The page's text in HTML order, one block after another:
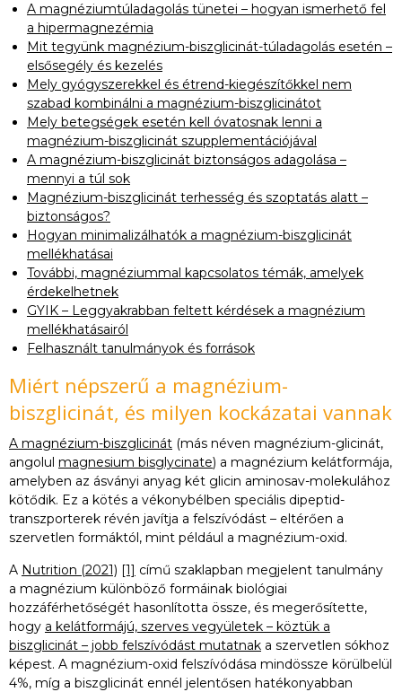
A magnéziumtúladagolás tünetei – hogyan ismerhető fel
a hipermagnezémia
Mit tegyünk magnézium-biszglicinát-túladagolás esetén –
elsősegély és kezelés
Mely gyógyszerekkel és étrend-kiegészítőkkel nem
szabad kombinálni a magnézium-biszglicinátot
Mely betegségek esetén kell óvatosnak lenni a
magnézium-biszglicinát szupplementációjával
A magnézium-biszglicinát biztonságos adagolása –
mennyi a túl sok
Magnézium-biszglicinát terhesség és szoptatás alatt –
biztonságos?
Hogyan minimalizálhatók a magnézium-biszglicinát
mellékhatásai
További, magnéziummal kapcsolatos témák, amelyek
érdekelhetnek
GYIK – Leggyakrabban feltett kérdések a magnézium
mellékhatásairól
Felhasznált tanulmányok és források
Miért népszerű a magnézium-
biszglicinát, és milyen kockázatai vannak
A magnézium-biszglicinát (más néven magnézium-glicinát,
angolul magnesium bisglycinate) a magnézium kelátformája,
amelyben az ásványi anyag két glicin aminosav-molekulához
kötődik. Ez a kötés a vékonybélben speciális dipeptid-
transzporterek révén javítja a felszívódást – eltérően a
szervetlen formáktól, mint például a magnézium-oxid.
A Nutrition (2021) [1] című szaklapban megjelent tanulmány
a magnézium különböző formáinak biológiai
hozzáférhetőségét hasonlította össze, és megerősítette,
hogy a kelátformájú, szerves vegyületek – köztük a
biszglicinát – jobb felszívódást mutatnak a szervetlen sókhoz
képest. A magnézium-oxid felszívódása mindössze körülbelül
4%, míg a biszglicinát ennél jelentősen hatékonyabban